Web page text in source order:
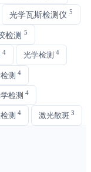
光学瓦斯检测仪 5
检测 5
4 光学检测 4
测 4
检测 4
测 4 激光散斑 3